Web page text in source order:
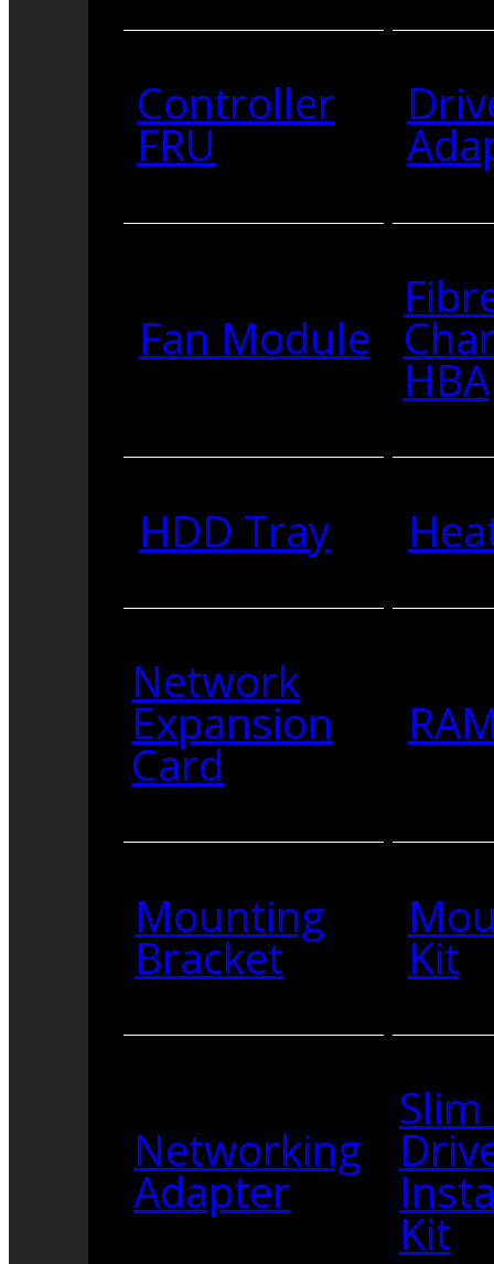
Controller
FRU
Fan Module
HBA
HDD Tray
Network
Expansion
Card
Mounting
Bracket Kit
Networking
Adapter
Kit